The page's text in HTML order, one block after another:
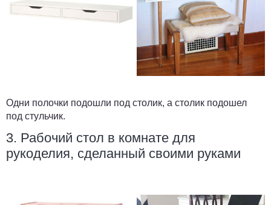
Одни полочки подошли под столик, а столик подошел
под стульчик.
3. Рабочий стол в комнате для
рукоделия, сделанный своими руками